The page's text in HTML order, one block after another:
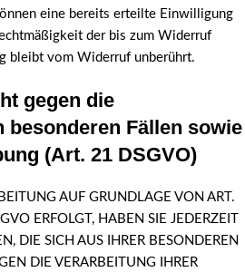
eine bereits erteilte Einwilligung
der bis zum Widerruf
bleibt vom Widerruf unberührt.
gegen die
besonderen Fällen sowie
(Art. 21 DSGVO)
AUF GRUNDLAGE VON ART.
ERFOLGT, HABEN SIE JEDERZEIT
DIE SICH AUS IHRER BESONDEREN
DIE VERARBEITUNG IHRER